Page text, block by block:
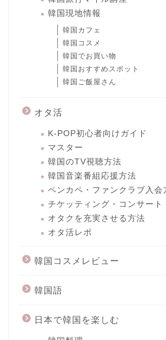
韓国現地情報
韓国カフェ
韓国コスメ
韓国でお買い物
韓国おすすめスポット
韓国ご飯屋さん
オタ活
K-POP初心者向けガイド
マスター
韓国のTV視聴方法
韓国音楽番組応援方法
ペンカペ・ファンクラブ入会
チケッティング・コンサート
オタクを充実させる方法
オタ活レポ
韓国コスメレビュー
韓国語
日本で韓国を楽しむ